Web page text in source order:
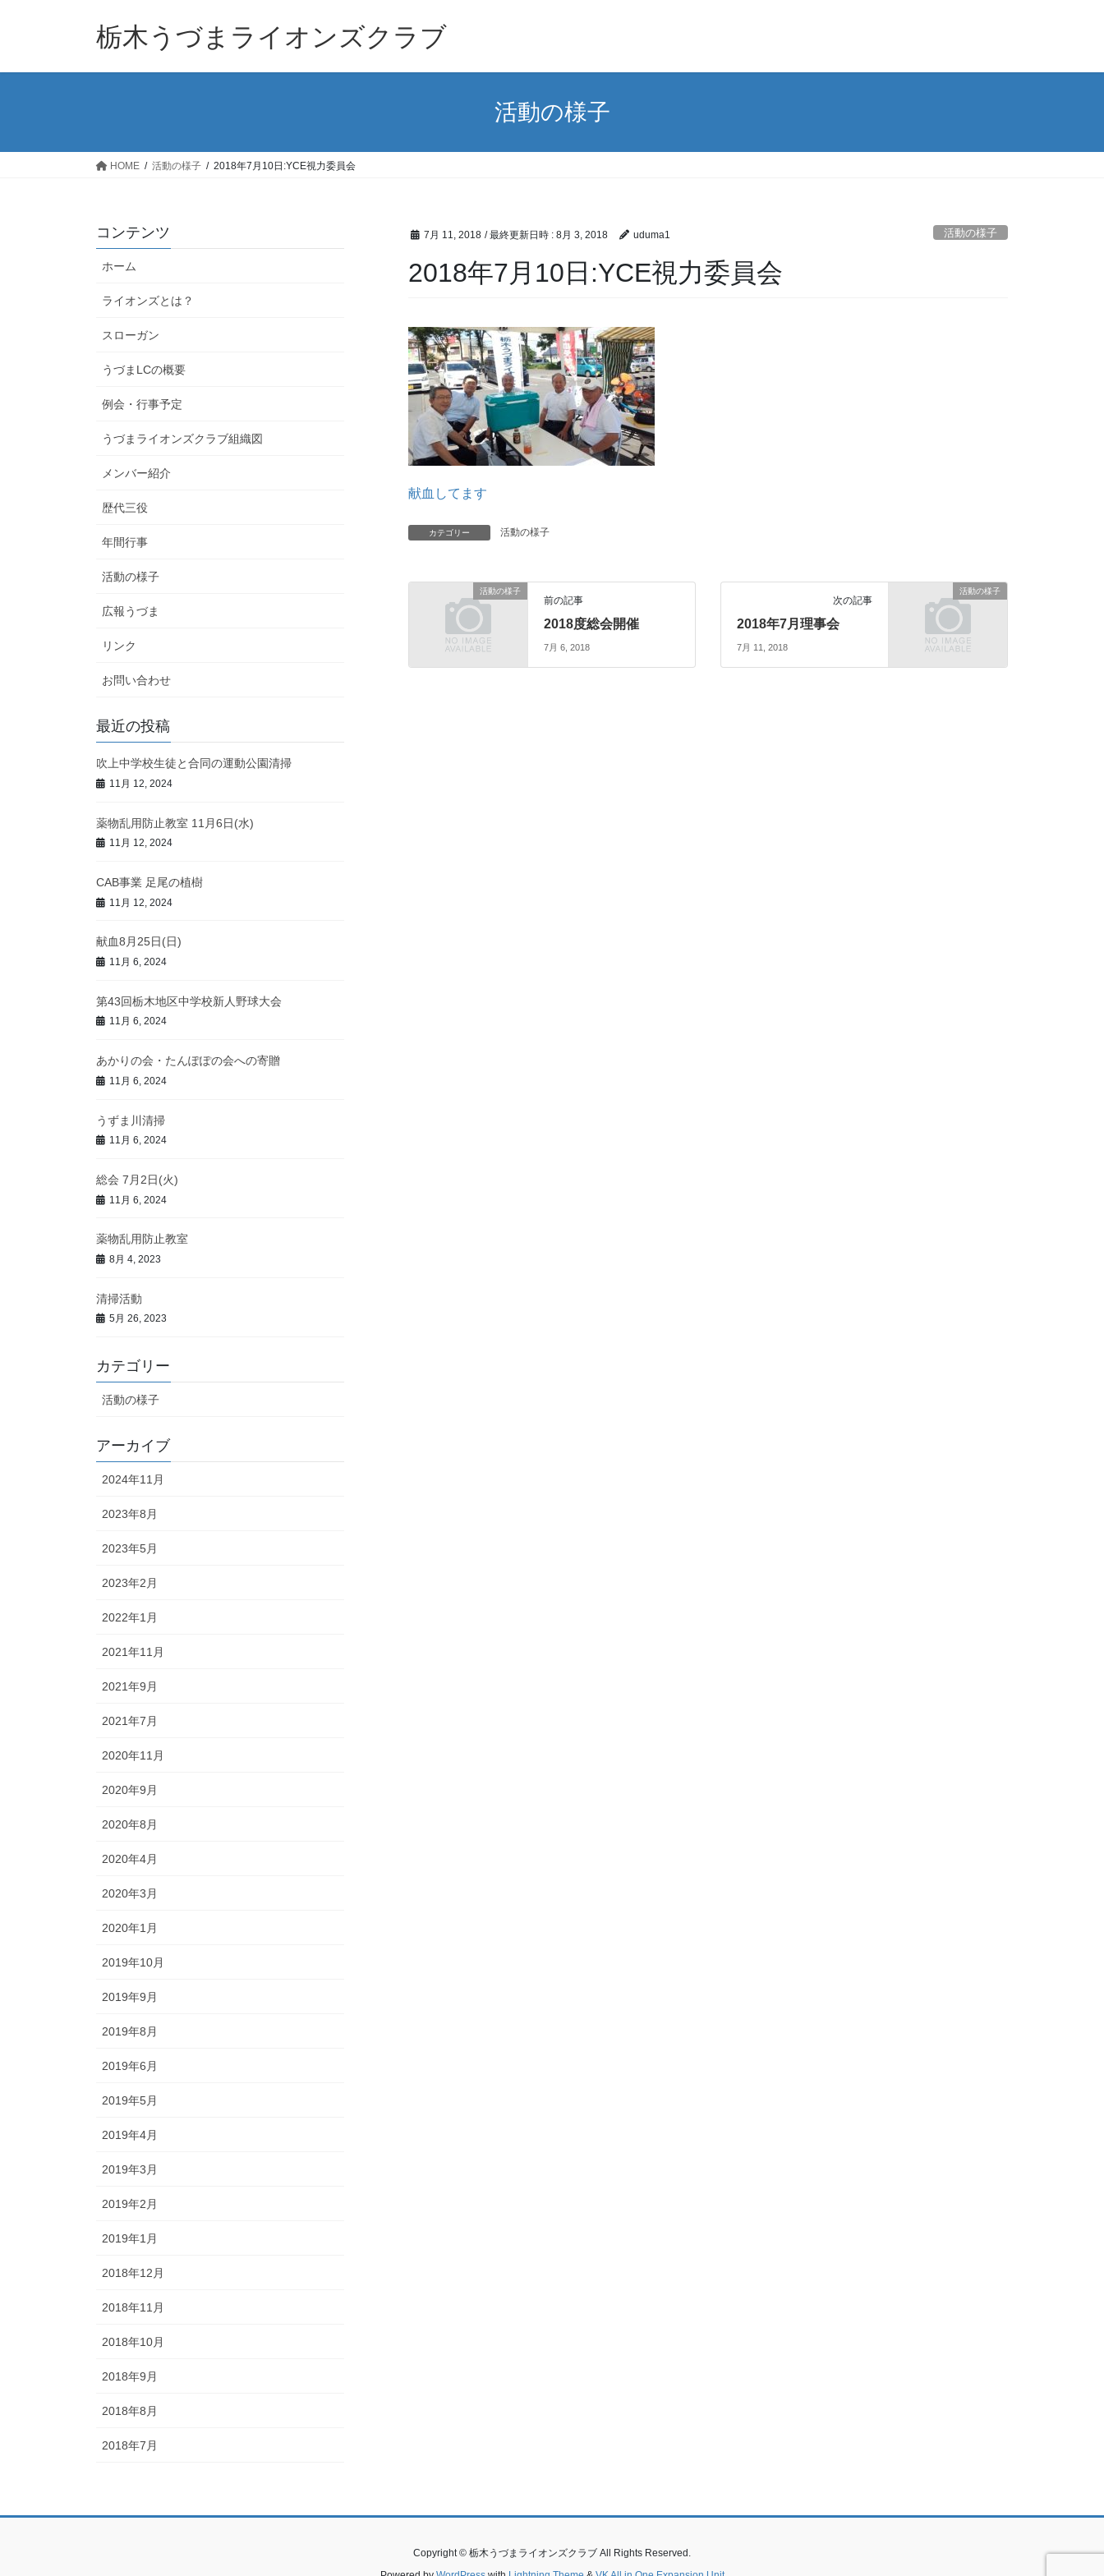
栃木うづまライオンズクラブ
活動の様子
HOME 活動の様子 2018年7月10日:YCE視力委員会
7月 11, 2018 / 最終更新日時 : 8月 3, 2018 uduma1 活動の様子
2018年7月10日:YCE視力委員会
献血してます
カテゴリー 活動の様子
活動の様子
前の記事
2018度総会開催
7月 6, 2018
活動の様子
次の記事
2018年7月理事会
7月 11, 2018
コンテンツ
ホーム
ライオンズとは？
スローガン
うづまLCの概要
例会・行事予定
うづまライオンズクラブ組織図
メンバー紹介
歴代三役
年間行事
活動の様子
広報うづま
リンク
お問い合わせ
最近の投稿
吹上中学校生徒と合同の運動公園清掃
11月 12, 2024
薬物乱用防止教室 11月6日(水)
11月 12, 2024
CAB事業 足尾の植樹
11月 12, 2024
献血8月25日(日)
11月 6, 2024
第43回栃木地区中学校新人野球大会
11月 6, 2024
あかりの会・たんぽぽの会への寄贈
11月 6, 2024
うずま川清掃
11月 6, 2024
総会 7月2日(火)
11月 6, 2024
薬物乱用防止教室
8月 4, 2023
清掃活動
5月 26, 2023
カテゴリー
活動の様子
アーカイブ
2024年11月
2023年8月
2023年5月
2023年2月
2022年1月
2021年11月
2021年9月
2021年7月
2020年11月
2020年9月
2020年8月
2020年4月
2020年3月
2020年1月
2019年10月
2019年9月
2019年8月
2019年6月
2019年5月
2019年4月
2019年3月
2019年2月
2019年1月
2018年12月
2018年11月
2018年10月
2018年9月
2018年8月
2018年7月
Copyright © 栃木うづまライオンズクラブ All Rights Reserved.